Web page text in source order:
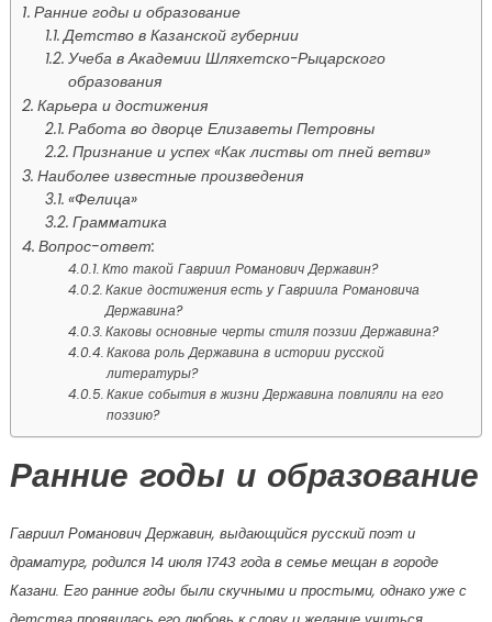
Ранние годы и образование
Детство в Казанской губернии
Учеба в Академии Шляхетско-Рыцарского
образования
Карьера и достижения
Работа во дворце Елизаветы Петровны
Признание и успех «Как листвы от пней ветви»
Наиболее известные произведения
«Фелица»
Грамматика
Вопрос-ответ:
Кто такой Гавриил Романович Державин?
Какие достижения есть у Гавриила Романовича
Державина?
Каковы основные черты стиля поэзии Державина?
Какова роль Державина в истории русской
литературы?
Какие события в жизни Державина повлияли на его
поэзию?
Ранние годы и образование
Гавриил Романович Державин, выдающийся русский поэт и
драматург, родился 14 июля 1743 года в семье мещан в городе
Казани. Его ранние годы были скучными и простыми, однако уже с